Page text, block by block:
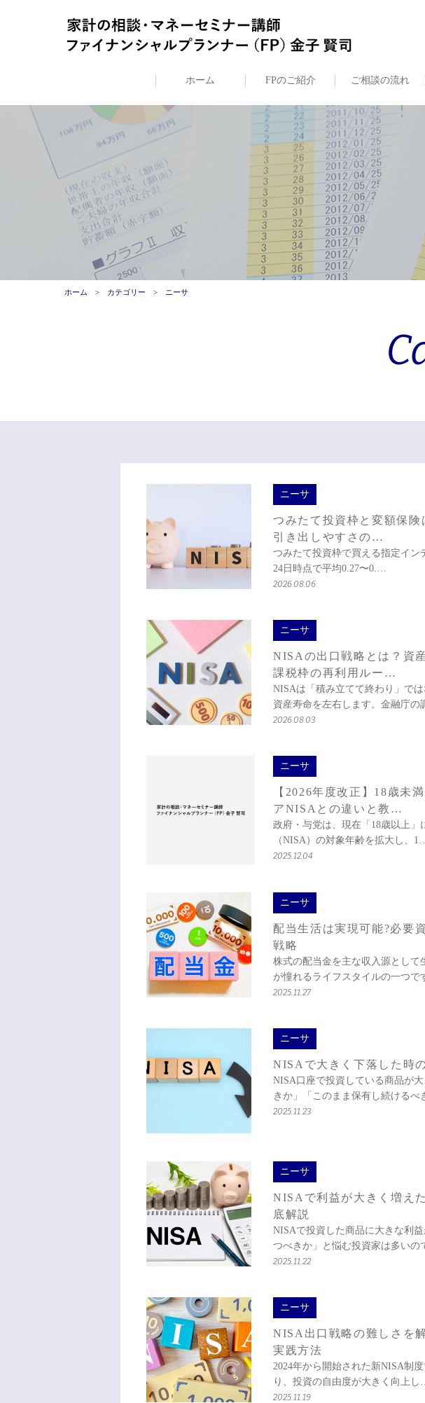
ホーム FPのご紹介 ご相談の流れ
ホーム カテゴリー ニーサ
ニーサ
つみたて投資枠と変額保険
引き出しやすさの…
つみたて投資枠で買える指定イン
24日時点で平均0.27〜0.…
2026.08.06
ニーサ
NISAの出口戦略とは？資
課税枠の再利用ルー…
NISAは「積み立てて終わり」で
資産寿命を左右します。金融庁
2026.08.03
ニーサ
【2026年度改正】18歳未
アNISAとの違いと教…
政府・与党は、現在「18歳以上
（NISA）の対象年齢を拡大し、
2025.12.04
ニーサ
配当生活は実現可能?必要
戦略
株式の配当金を主な収入源として
が憧れるライフスタイルの一つ
2025.11.27
ニーサ
NISAで大きく下落した時
NISA口座で投資している商品が
きか」「このまま保有し続ける
2025.11.23
ニーサ
NISAで利益が大きく増え
底解説
NISAで投資した商品に大きな利
つべきか」と悩む投資家は多い
2025.11.22
ニーサ
NISA出口戦略の難しさを
実践方法
2024年から開始された新NISA制
り、投資の自由度が大きく向上
2025.11.19